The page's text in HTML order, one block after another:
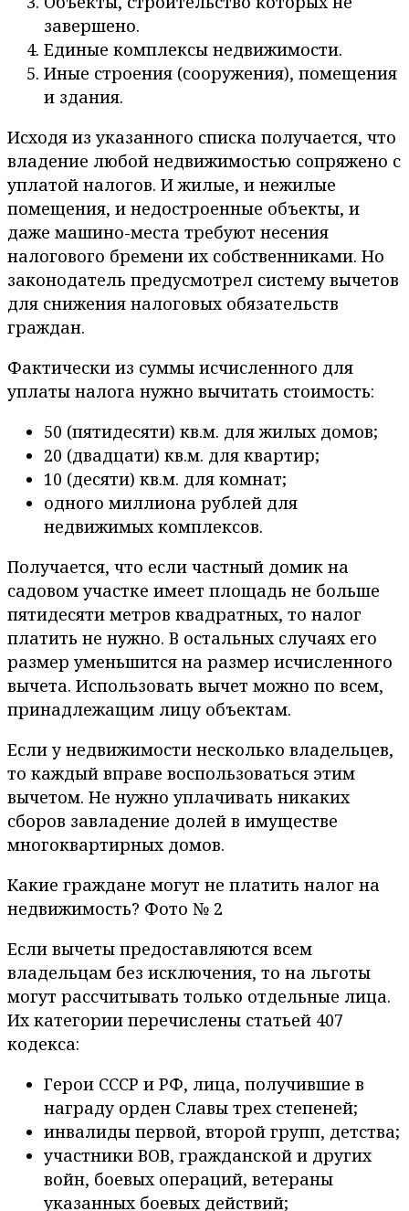
завершено.
Единые комплексы недвижимости.
Иные строения (сооружения), помещения
и здания.
Исходя из указанного списка получается, что
владение любой недвижимостью сопряжено с
уплатой налогов. И жилые, и нежилые
помещения, и недостроенные объекты, и
даже машино-места требуют несения
налогового бремени их собственниками. Но
законодатель предусмотрел систему вычетов
для снижения налоговых обязательств
граждан.
Фактически из суммы исчисленного для
уплаты налога нужно вычитать стоимость:
50 (пятидесяти) кв.м. для жилых домов;
20 (двадцати) кв.м. для квартир;
10 (десяти) кв.м. для комнат;
одного миллиона рублей для
недвижимых комплексов.
Получается, что если частный домик на
садовом участке имеет площадь не больше
пятидесяти метров квадратных, то налог
платить не нужно. В остальных случаях его
размер уменьшится на размер исчисленного
вычета. Использовать вычет можно по всем,
принадлежащим лицу объектам.
Если у недвижимости несколько владельцев,
то каждый вправе воспользоваться этим
вычетом. Не нужно уплачивать никаких
сборов завладение долей в имуществе
многоквартирных домов.
Какие граждане могут не платить налог на
недвижимость? Фото № 2
Если вычеты предоставляются всем
владельцам без исключения, то на льготы
могут рассчитывать только отдельные лица.
Их категории перечислены статьей 407
кодекса:
Герои СССР и РФ, лица, получившие в
награду орден Славы трех степеней;
инвалиды первой, второй групп, детства;
участники ВОВ, гражданской и других
войн, боевых операций, ветераны
указанных боевых действий;